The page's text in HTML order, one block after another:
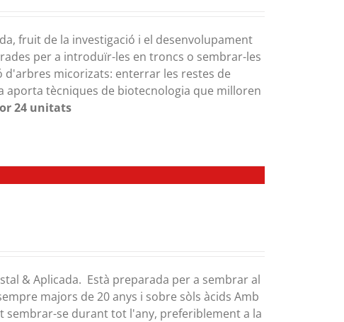
fruit de la investigació i el desenvolupament
per a introduïr-les en troncs o sembrar-les
micorizats: enterrar les restes de
tècniques de biotecnologia que milloren
24 unitats
& Aplicada. Està preparada per a sembrar al
majors de 20 anys i sobre sòls àcids Amb
sembrar-se durant tot l'any, preferiblement a la